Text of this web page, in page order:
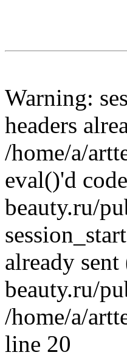
Warning:
headers
/home/a/
eval()'d
beauty.ru/
already
beauty.ru/
/home/a/
line 20